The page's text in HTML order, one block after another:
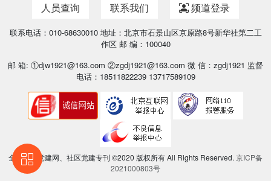
人员查询
联系我们 频道登录
联系电话：010-68630010 地址：北京市石景山区京原路8号新华社第二工
作区 邮 编：100040
邮 箱: ①djw1921@163.com ②zgdj1921@163.com 微 信：zgdj1921 监督
电话：18511822239 13717589109
全国基层党建网、社区党建专刊 ©2020 版权所有 All Rights Reserved. 京ICP备
2021000803号